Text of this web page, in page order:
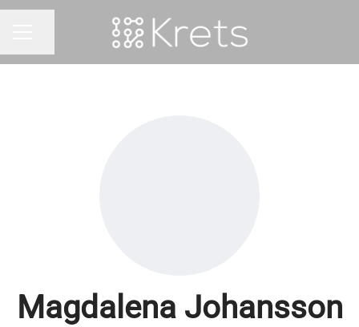
Magdalena Johansson